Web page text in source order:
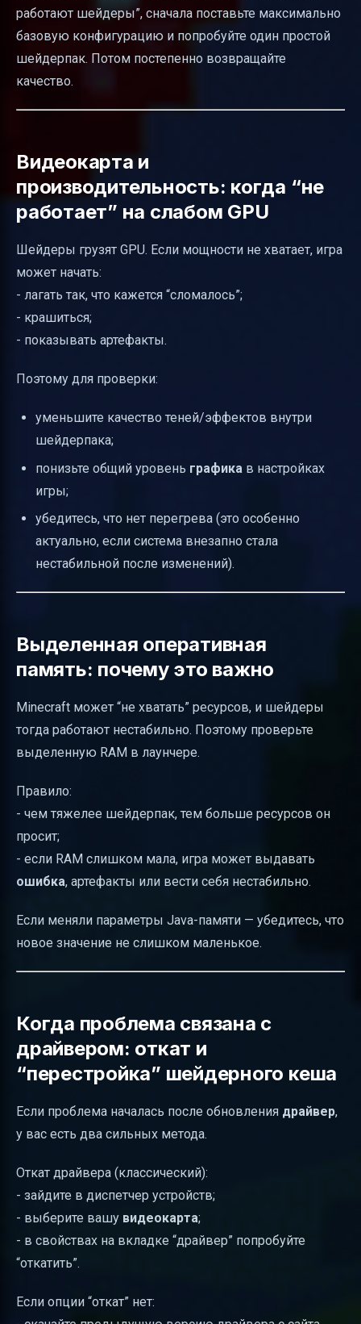
работают шейдеры”, сначала поставьте максимально
базовую конфигурацию и попробуйте один простой
шейдерпак. Потом постепенно возвращайте
качество.
Видеокарта и
производительность: когда “не
работает” на слабом GPU
Шейдеры грузят GPU. Если мощности не хватает, игра
может начать:
- лагать так, что кажется “сломалось”;
- крашиться;
- показывать артефакты.
Поэтому для проверки:
уменьшите качество теней/эффектов внутри
шейдерпака;
понизьте общий уровень графика в настройках
игры;
убедитесь, что нет перегрева (это особенно
актуально, если система внезапно стала
нестабильной после изменений).
Выделенная оперативная
память: почему это важно
Minecraft может “не хватать” ресурсов, и шейдеры
тогда работают нестабильно. Поэтому проверьте
выделенную RAM в лаунчере.
Правило:
- чем тяжелее шейдерпак, тем больше ресурсов он
просит;
- если RAM слишком мала, игра может выдавать
ошибка, артефакты или вести себя нестабильно.
Если меняли параметры Java-памяти — убедитесь, что
новое значение не слишком маленькое.
Когда проблема связана с
драйвером: откат и
“перестройка” шейдерного кеша
Если проблема началась после обновления драйвер,
у вас есть два сильных метода.
Откат драйвера (классический):
- зайдите в диспетчер устройств;
- выберите вашу видеокарта;
- в свойствах на вкладке “драйвер” попробуйте
“откатить”.
Если опции “откат” нет: